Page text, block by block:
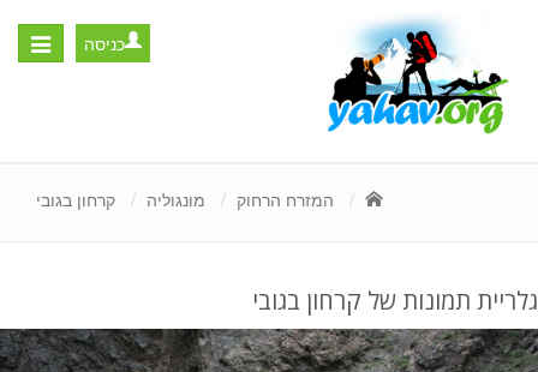
Toggle
כניסה
המזרח הרחוק מונגוליה קרחון בגובי
גלריית תמונות של קרחון בגובי